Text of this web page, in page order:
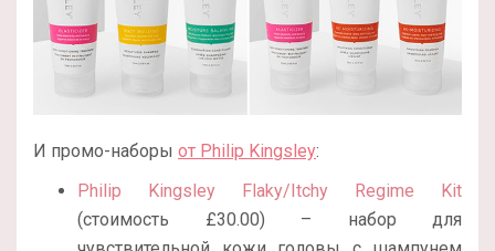
И промо-наборы от Philip Kingsley:
Philip Kingsley Flaky/Itchy Regime Kit
(стоимость £30.00) – набор для